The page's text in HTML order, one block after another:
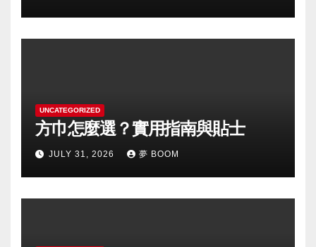
UNCATEGORIZED
方巾怎麼選？實用指南與貼士
JULY 31, 2026 夢 BOOM